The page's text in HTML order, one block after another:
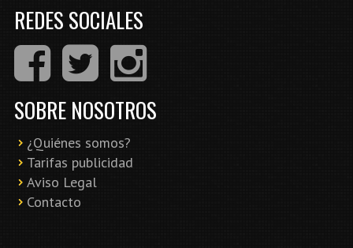
REDES SOCIALES
SOBRE NOSOTROS
¿Quiénes somos?
Tarifas publicidad
Aviso Legal
Contacto